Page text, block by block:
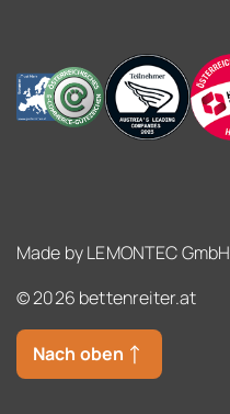
Made byLEMONTEC GmbH
© 2026 bettenreiter.at
Nach oben